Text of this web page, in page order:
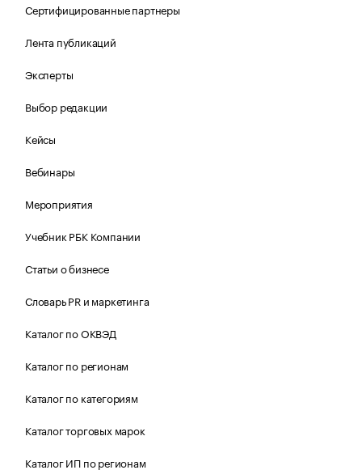
Сертифицированные партнеры
Лента публикаций
Эксперты
Выбор редакции
Кейсы
Вебинары
Мероприятия
Учебник РБК Компании
Статьи о бизнесе
Словарь PR и маркетинга
Каталог по ОКВЭД
Каталог по регионам
Каталог по категориям
Каталог торговых марок
Каталог ИП по регионам